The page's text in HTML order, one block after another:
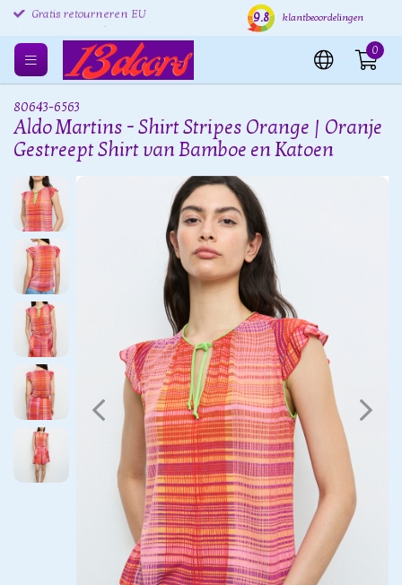
Gratis retourneren EU Verzending binnen 24 uur
9.8 klantbeoordelingen
0
80643-6563
Aldo Martins - Shirt Stripes Orange | Oranje
Gestreept Shirt van Bamboe en Katoen